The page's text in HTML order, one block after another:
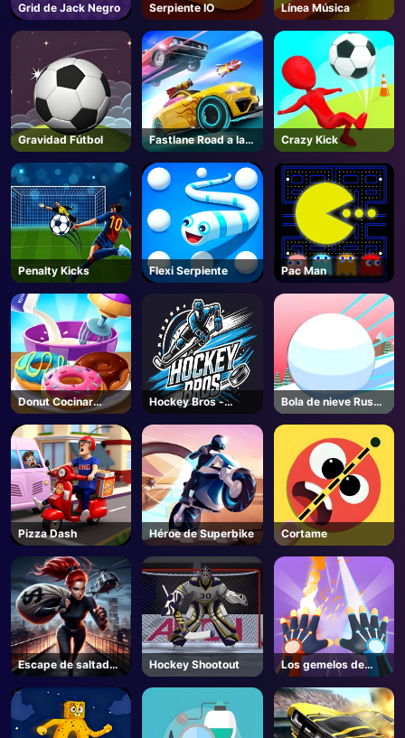
AD
Grid de Jack Negro Serpiente IO Línea Música
Gravidad Fútbol
Fastlane Road a la
Venganza Maestro
Crazy Kick
Penalty Kicks Flexi Serpiente Pac Man
Donut Cocinar
Juego
Hockey Bros -
Coming Soon
Bola de nieve Rush
3d
Pizza Dash Héroe de Superbike Cortame
Escape de saltador
de piso
Hockey Shootout
Los gemelos de
hielo y fuego